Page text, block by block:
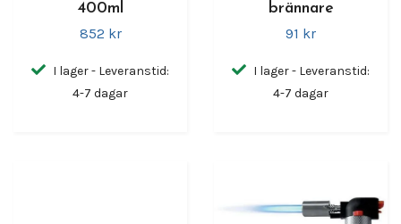
400ml
852 kr
I lager - Leveranstid:
4-7 dagar
brännare
91 kr
I lager - Leveranstid:
4-7 dagar